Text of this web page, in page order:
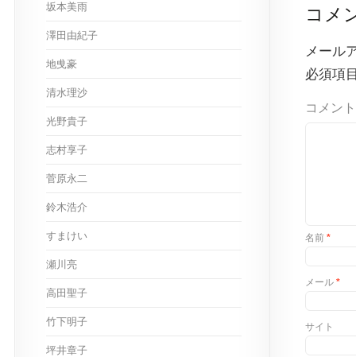
コメ
メール
必須項
コメント
名前 *
メール *
サイト
坂本美雨
澤田由紀子
地曵豪
清水理沙
光野貴子
志村享子
菅原永二
鈴木浩介
すまけい
瀬川亮
高田聖子
竹下明子
坪井章子